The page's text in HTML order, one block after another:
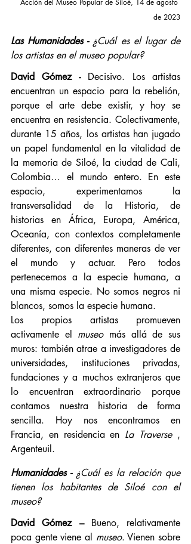
de 2023
Las Humanidades - ¿Cuál es el lugar de
los artistas en el museo popular?
David Gómez - Decisivo. Los artistas
encuentran un espacio para la rebelión,
porque el arte debe existir, y hoy se
encuentra en resistencia. Colectivamente,
durante 15 años, los artistas han jugado
un papel fundamental en la vitalidad de
la memoria de Siloé, la ciudad de Cali,
Colombia… el mundo entero. En este
espacio, experimentamos la
transversalidad de la Historia, de
historias en África, Europa, América,
Oceanía, con contextos completamente
diferentes, con diferentes maneras de ver
el mundo y actuar. Pero todos
pertenecemos a la especie humana, a
una misma especie. No somos negros ni
blancos, somos la especie humana.
Los propios artistas promueven
activamente el museo más allá de sus
muros: también atrae a investigadores de
universidades, instituciones privadas,
fundaciones y a muchos extranjeros que
lo encuentran extraordinario porque
contamos nuestra historia de forma
sencilla. Hoy nos encontramos en
Francia, en residencia en La Traverse ,
Argenteuil.
Humanidades - ¿Cuál es la relación que
tienen los habitantes de Siloé con el
museo?
David Gómez – Bueno, relativamente
poca gente viene al museo. Vienen sobre